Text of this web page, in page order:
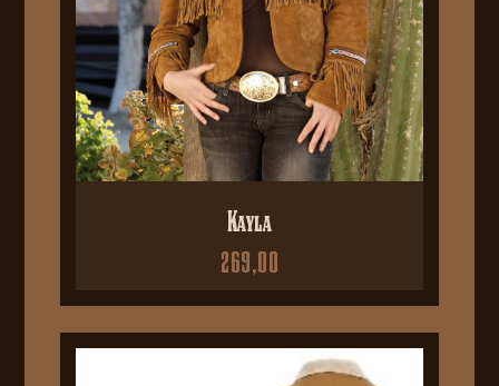
Kayla
269,00